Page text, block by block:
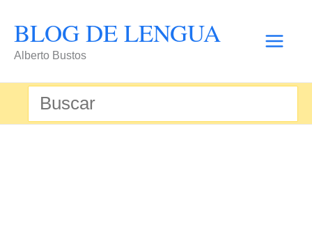
contenido
BLOG DE LENGUA
Alberto Bustos
Buscar
por: